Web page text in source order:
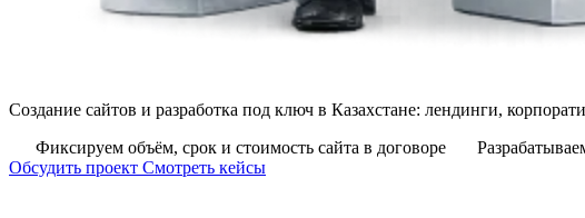
Создание сайтов и разработка под ключ в Казахстане: лендинги,
Фиксируем объём, срок и стоимость сайта в договоре
Обсудить проект Смотреть кейсы